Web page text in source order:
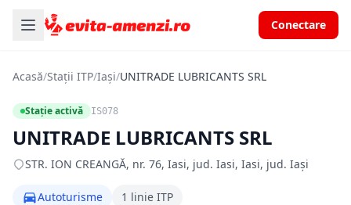
Conectare
Acasă/Stații ITP/Iași/UNITRADE LUBRICANTS SRL
Stație activă IS078
UNITRADE LUBRICANTS SRL
STR. ION CREANGĂ, nr. 76, Iasi, jud. Iasi, Iasi, jud. Iași
Autoturisme 1 linie ITP